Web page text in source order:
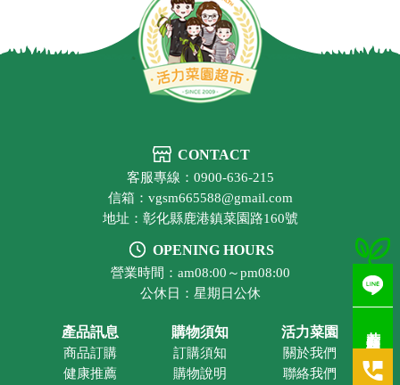
CONTACT
客服專線：0900-636-215
信箱：vgsm665588@gmail.com
地址：彰化縣鹿港鎮菜園路160號
OPENING HOURS
營業時間：am08:00～pm08:00
公休日：星期日公休
產品訊息
商品訂購
健康推薦
購物須知
訂購須知
購物說明
活力菜園
關於我們
聯絡我們